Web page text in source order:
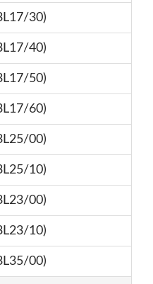
30)
40)
50)
60)
00)
10)
00)
10)
00)